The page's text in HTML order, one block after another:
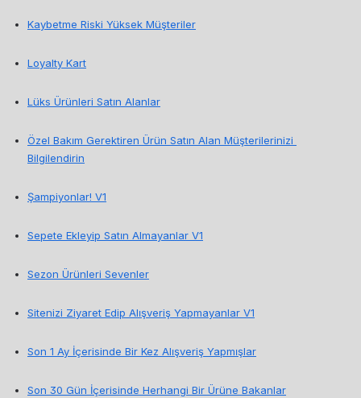
Kaybetme Riski Yüksek Müşteriler
Loyalty Kart
Lüks Ürünleri Satın Alanlar
Özel Bakım Gerektiren Ürün Satın Alan Müşterilerinizi
Bilgilendirin
Şampiyonlar! V1
Sepete Ekleyip Satın Almayanlar V1
Sezon Ürünleri Sevenler
Sitenizi Ziyaret Edip Alışveriş Yapmayanlar V1
Son 1 Ay İçerisinde Bir Kez Alışveriş Yapmışlar
Son 30 Gün İçerisinde Herhangi Bir Ürüne Bakanlar